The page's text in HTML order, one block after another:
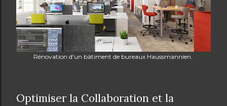
Rénovation d'un bâtiment de bureaux Haussmannien.
Optimiser la Collaboration et la